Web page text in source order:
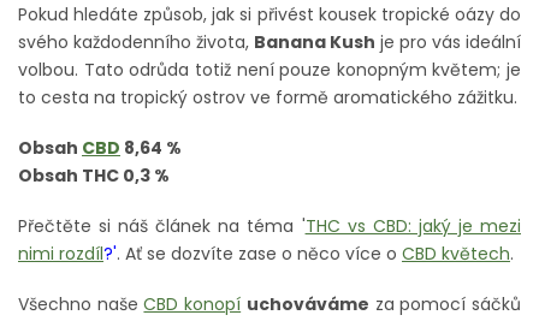
Pokud hledáte způsob, jak si přivést kousek tropické oázy do
svého každodenního života, Banana Kush je pro vás ideální
volbou. Tato odrůda totiž není pouze konopným květem; je
to cesta na tropický ostrov ve formě aromatického zážitku.
Obsah CBD 8,64 %
Obsah THC 0,3 %
Přečtěte si náš článek na téma 'THC vs CBD: jaký je mezi
nimi rozdíl?'. Ať se dozvíte zase o něco více o CBD květech.
Všechno našeCBD konopí uchováváme za pomocí sáčků